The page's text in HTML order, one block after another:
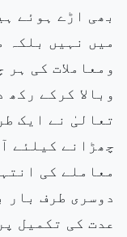
بھی اڑے ہوئے
میں نہیں بلکہ
ومعاملات کی ہر
وبالا کرکے رکھ
تعالیٰ نے ایک
چھڑانے کیلئے
معاملے کی
دوسری طرف بار
عدت کی تکمیل